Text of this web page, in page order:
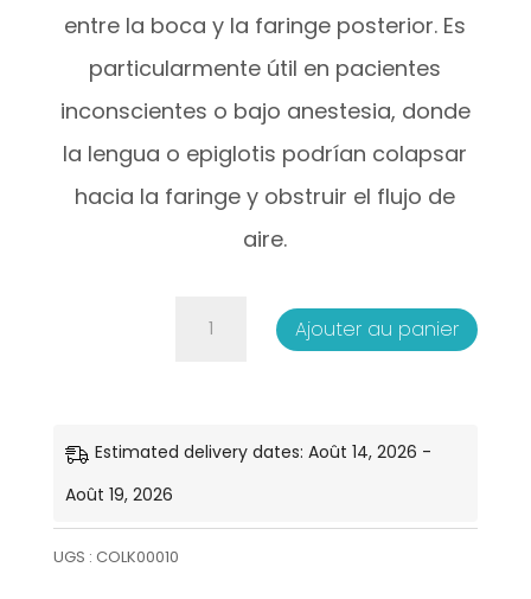
entre la boca y la faringe posterior. Es
particularmente útil en pacientes
inconscientes o bajo anestesia, donde
la lengua o epiglotis podrían colapsar
hacia la faringe y obstruir el flujo de
aire.
quantité
de
Talla
Ajouter au panier
Estimated delivery dates: Août 14, 2026 -
Août 19, 2026
UGS : COLK00010